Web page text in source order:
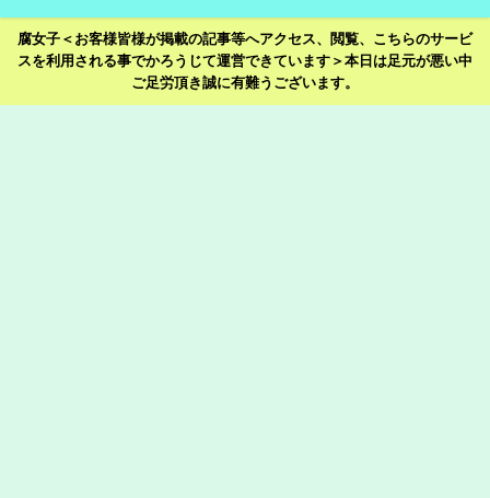
腐女子＜お客様皆様が掲載の記事等へアクセス、閲覧、こちらのサービ
スを利用される事でかろうじて運営できています＞本日は足元が悪い中
ご足労頂き誠に有難うございます。